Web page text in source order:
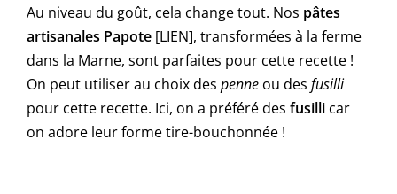
Au niveau du goût, cela change tout. Nos pâtes
artisanales Papote [LIEN], transformées à la ferme
dans la Marne, sont parfaites pour cette recette !
On peut utiliser au choix des penne ou des fusilli
pour cette recette. Ici, on a préféré des fusilli car
on adore leur forme tire-bouchonnée !